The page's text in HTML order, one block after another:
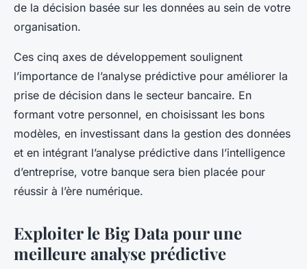
de la décision basée sur les données au sein de votre
organisation.
Ces cinq axes de développement soulignent
l’importance de l’analyse prédictive pour améliorer la
prise de décision dans le secteur bancaire. En
formant votre personnel, en choisissant les bons
modèles, en investissant dans la gestion des données
et en intégrant l’analyse prédictive dans l’intelligence
d’entreprise, votre banque sera bien placée pour
réussir à l’ère numérique.
Exploiter le Big Data pour une
meilleure analyse prédictive